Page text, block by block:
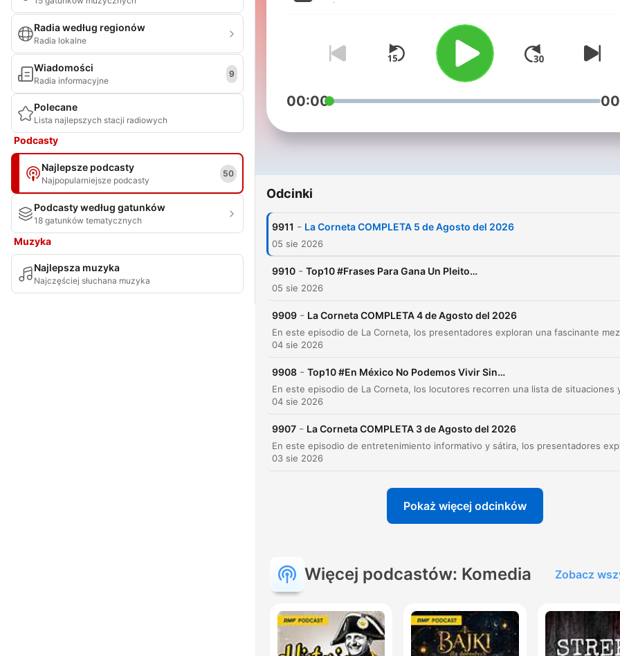
Radia według regionów
Radia lokalne
Wiadomości
Radia informacyjne
9
Polecane
Lista najlepszych stacji radiowych
Podcasty
Najlepsze podcasty
Najpopularniejsze podcasty
50
Podcasty według gatunków
18 gatunków tematycznych
Muzyka
Najlepsza muzyka
Najczęściej słuchana muzyka
00:00
Odcinki
9911 - La Corneta COMPLETA 5 de Agosto del 2026
05 sie 2026
9910 - Top10 #Frases Para Gana Un Pleito…
05 sie 2026
9909 - La Corneta COMPLETA 4 de Agosto del 2026
04 sie 2026
9908 - Top10 #En México No Podemos Vivir Sin…
04 sie 2026
9907 - La Corneta COMPLETA 3 de Agosto del 2026
03 sie 2026
Pokaż więcej odcinków
Więcej podcastów: Komedia Zobacz